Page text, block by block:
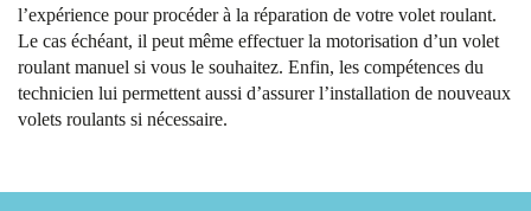
l’expérience pour procéder à la réparation de votre volet roulant.
Le cas échéant, il peut même effectuer la motorisation d’un volet
roulant manuel si vous le souhaitez. Enfin, les compétences du
technicien lui permettent aussi d’assurer l’installation de nouveaux
volets roulants si nécessaire.